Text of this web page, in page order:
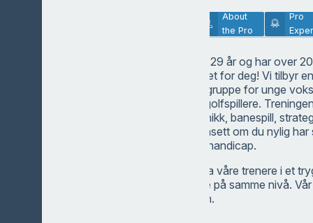
About
the Pro
Pro
Er du mellom 19 og 29 år og har over
dette treningstilbudet for deg! Vi tilbyr
utviklende treningsgruppe for unge
tryggere og bedre golfspillere.
grunnleggende teknikk, banespill,
gir progresjon – uansett om du nylig
eller er på vei ned i handicap.
Du får veiledning fra våre trenere i et
sammen med andre på samme nivå.
Vollan har treningen.